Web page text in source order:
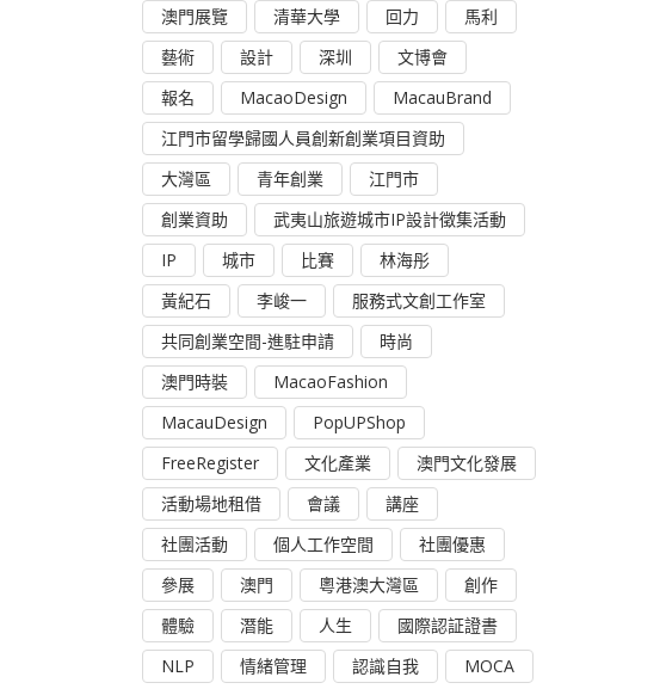
澳門展覽
清華大學 回力
馬利
藝術
設計 深圳
文博會
報名
MacaoDesign
MacauBrand
江門市留學歸國人員創新創業項目資助
大灣區
青年創業
江門市
創業資助
武夷山旅遊城市IP設計徵集活動
IP
城市 比賽
林海彤
黃紀石
李峻一
服務式文創工作室
共同創業空間-進駐申請
時尚
澳門時裝
MacaoFashion
MacauDesign
PopUPShop
FreeRegister
文化產業
澳門文化發展
活動場地租借
會議
講座
社團活動
個人工作空間
社團優惠
參展
澳門 粵港澳大灣區
創作
體驗
潛能 人生
國際認証證書
NLP
情緒管理 認識自我
MOCA